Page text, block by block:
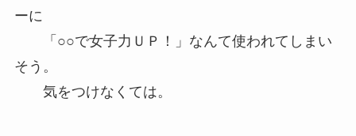
ーに
「○○で女子力ＵＰ！」なんて使われてしまい
そう。
気をつけなくては。